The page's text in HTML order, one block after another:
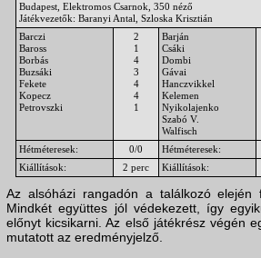
Budapest, Elektromos Csarnok, 350 néző
Játékvezetők: Baranyi Antal, Szloska Krisztián
Barczi
Baross
Borbás
Buzsáki
Fekete
Kopecz
Petrovszki
2
1
4
3
4
4
1
Barján
Csáki
Dombi
Gávai
Hanczvikkel
Kelemen
Nyikolajenko
Szabó V.
Walfisch
Hétméteresek:
0/0 Hétméteresek:
Kiállítások:
2 perc Kiállítások:
Az alsóházi rangadón a találkozó elején
Mindkét együttes jól védekezett, így
előnyt kicsikarni. Az első játékrész végén
mutatott az eredményjelző.